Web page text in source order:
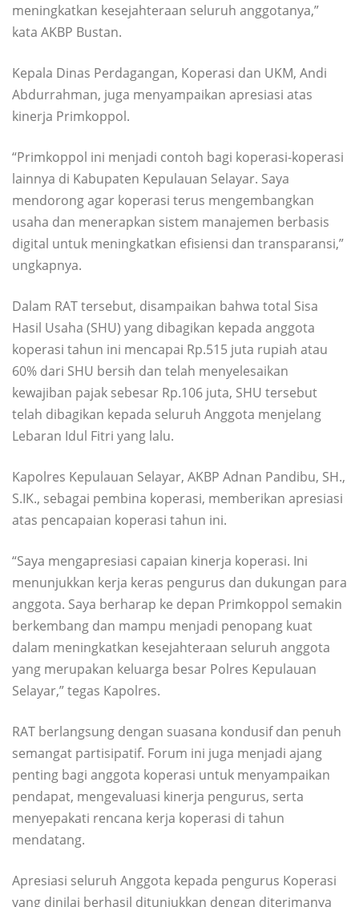
meningkatkan kesejahteraan seluruh anggotanya,”
kata AKBP Bustan.
Kepala Dinas Perdagangan, Koperasi dan UKM, Andi
Abdurrahman, juga menyampaikan apresiasi atas
kinerja Primkoppol.
“Primkoppol ini menjadi contoh bagi koperasi-koperasi
lainnya di Kabupaten Kepulauan Selayar. Saya
mendorong agar koperasi terus mengembangkan
usaha dan menerapkan sistem manajemen berbasis
digital untuk meningkatkan efisiensi dan transparansi,”
ungkapnya.
Dalam RAT tersebut, disampaikan bahwa total Sisa
Hasil Usaha (SHU) yang dibagikan kepada anggota
koperasi tahun ini mencapai Rp.515 juta rupiah atau
60% dari SHU bersih dan telah menyelesaikan
kewajiban pajak sebesar Rp.106 juta, SHU tersebut
telah dibagikan kepada seluruh Anggota menjelang
Lebaran Idul Fitri yang lalu.
Kapolres Kepulauan Selayar, AKBP Adnan Pandibu, SH.,
S.IK., sebagai pembina koperasi, memberikan apresiasi
atas pencapaian koperasi tahun ini.
“Saya mengapresiasi capaian kinerja koperasi. Ini
menunjukkan kerja keras pengurus dan dukungan para
anggota. Saya berharap ke depan Primkoppol semakin
berkembang dan mampu menjadi penopang kuat
dalam meningkatkan kesejahteraan seluruh anggota
yang merupakan keluarga besar Polres Kepulauan
Selayar,” tegas Kapolres.
RAT berlangsung dengan suasana kondusif dan penuh
semangat partisipatif. Forum ini juga menjadi ajang
penting bagi anggota koperasi untuk menyampaikan
pendapat, mengevaluasi kinerja pengurus, serta
menyepakati rencana kerja koperasi di tahun
mendatang.
Apresiasi seluruh Anggota kepada pengurus Koperasi
yang dinilai berhasil ditunjukkan dengan diterimanya